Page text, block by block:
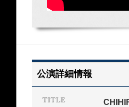
公演詳細情報